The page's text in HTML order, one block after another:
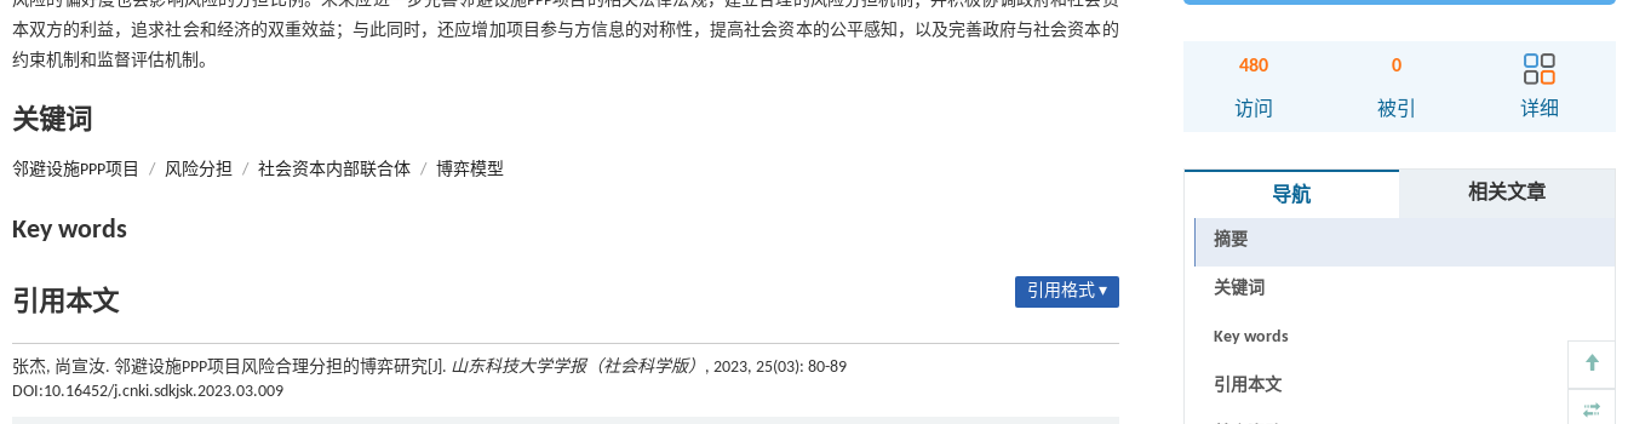
本双方的利益，追求社会和经济的双重效益；与此同时，还应增加项目参与方信息的对称性，提高社会资本的公平感知，以及完善政府与社会资本的
约束机制和监督评估机制。
关键词
邻避设施PPP项目 / 风险分担 / 社会资本内部联合体 / 博弈模型
Key words
引用本文 引用格式 ▾
张杰, 尚宣汝. 邻避设施PPP项目风险合理分担的博弈研究[J]. 山东科技大学学报（社会科学版） , 2023, 25(03): 80-89
DOI:10.16452/j.cnki.sdkjsk.2023.03.009
480
访问
0
被引 详细
导航 相关文章
摘要
关键词
Key words
引用本文